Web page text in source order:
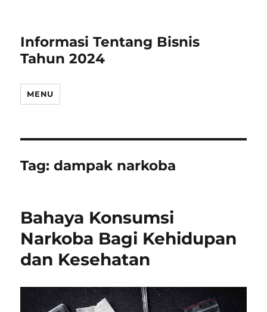
Informasi Tentang Bisnis
Tahun 2024
MENU
Tag:dampak narkoba
Bahaya Konsumsi
Narkoba Bagi Kehidupan
dan Kesehatan